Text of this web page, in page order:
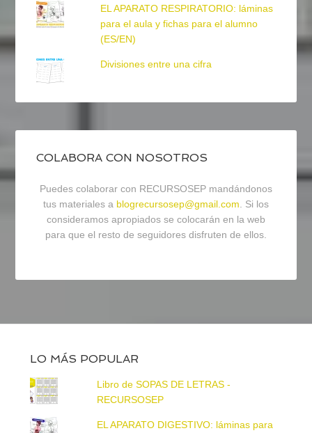
EL APARATO RESPIRATORIO: láminas
para el aula y fichas para el alumno
(ES/EN)
Divisiones entre una cifra
COLABORA CON NOSOTROS
Puedes colaborar con RECURSOSEP mandándonos
tus materiales a blogrecursosep@gmail.com. Si los
consideramos apropiados se colocarán en la web
para que el resto de seguidores disfruten de ellos.
LO MÁS POPULAR
Libro de SOPAS DE LETRAS -
RECURSOSEP
EL APARATO DIGESTIVO: láminas para